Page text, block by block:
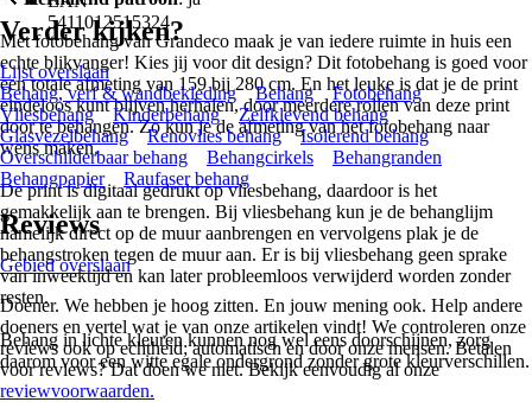
5411012515324
Met fotobehang van Grandeco maak je van iedere ruimte in huis een
echte blikvanger! Kies jij voor dit design? Dit fotobehang is goed voor
een totale afmeting van 159 bij 280 cm. En het leuke is dat je de print
eindeloos kunt blijven herhalen, door meerdere rollen van deze print
door te behangen. Zo kun je de afmeting van het fotobehang naar
wens maken.
De print is digitaal gedrukt op vliesbehang, daardoor is het
gemakkelijk aan te brengen. Bij vliesbehang kun je de behanglijm
namelijk direct op de muur aanbrengen en vervolgens plak je de
behangstroken tegen de muur aan. Er is bij vliesbehang geen sprake
van inweektijd en kan later probleemloos verwijderd worden zonder
resten.
Behang in lichte kleuren kunnen nog wel eens doorschijnen, zorg
daarom voor een witte egale ondergrond zonder grote kleurverschillen.
Verder kijken?
Lijst overslaan
Behang, verf & wandbekleding
Behang
Fotobehang
Vliesbehang
Kinderbehang
Zelfklevend behang
Glasvezelbehang
Renovlies behang
Isolerend behang
Overschilderbaar behang
Behangcirkels
Behangranden
Behangpapier
Raufaser behang
Reviews
Gebied overslaan
Doener. We hebben je hoog zitten. En jouw mening ook. Help andere
doeners en vertel wat je van onze artikelen vindt! We controleren onze
reviews ook op echtheid; automatisch en door onze mensen. Betalen
voor reviews? Dat doen we niet. Bekijk eenvoudig al onze
reviewvoorwaarden.